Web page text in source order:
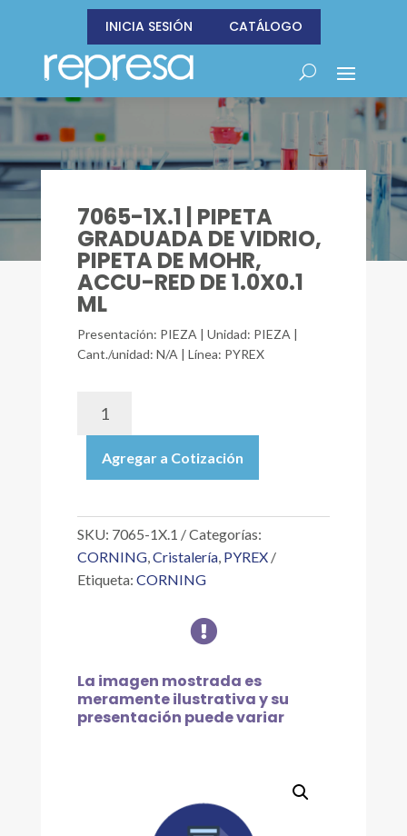
INICIA SESIÓN CATÁLOGO
7065-1X.1 | PIPETA
GRADUADA DE VIDRIO,
PIPETA DE MOHR,
ACCU-RED DE 1.0X0.1
ML
Presentación: PIEZA | Unidad: PIEZA |
Cant./unidad: N/A | Línea: PYREX
1X.1
PIPETA
GRADUADA
VIDRIO,
DE
MOHR,
1.0X0.1
ML
cantidad
Agregar a Cotización
SKU: 7065-1X.1
Categorías:
CORNING,Cristalería, PYREX
Etiqueta: CORNING

La imagen mostrada es
meramente ilustrativa y su
presentación puede variar